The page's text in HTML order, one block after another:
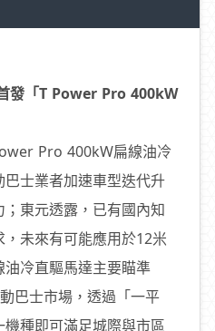
發「T Power Pro 400kW
Pro 400kW扁線油冷
士業者加速車型迭代升
東元透露，已有國內知
未來有可能應用於12米
冷直驅馬達主要瞄準
巴士市場，透過「一平
種即可滿足城際與市區